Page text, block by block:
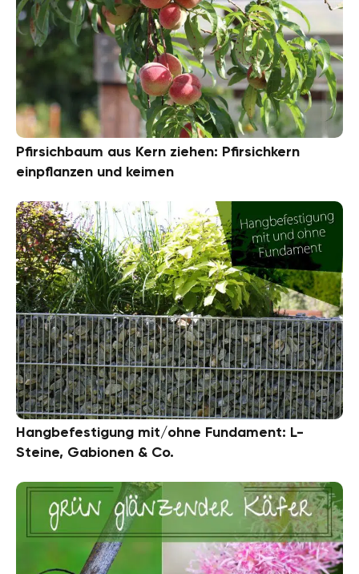
Pfirsichbaum aus Kern ziehen: Pfirsichkern
einpflanzen und keimen
Hangbefestigung mit/ohne Fundament: L-
Steine, Gabionen & Co.